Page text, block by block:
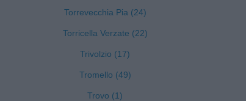
Torrevecchia Pia (24)
Torricella Verzate (22)
Trivolzio (17)
Tromello (49)
Trovo (1)